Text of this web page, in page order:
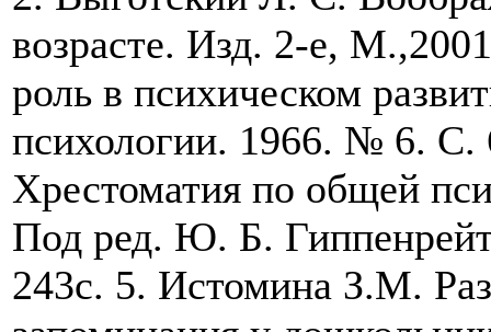
возрасте. Изд. 2-е,
роль в психическом
психологии. 1966. № 6.
Хрестоматия по общей
Под ред. Ю. Б.
243с. 5. Истомина З.М.